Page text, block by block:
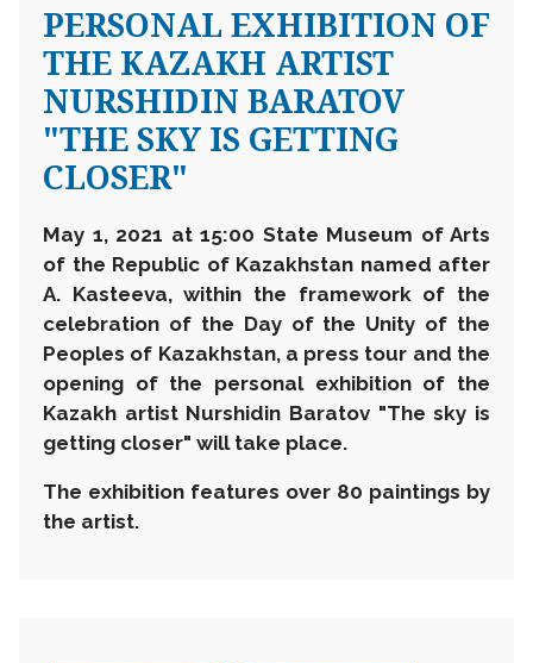
PERSONAL EXHIBITION OF
THE KAZAKH ARTIST
NURSHIDIN BARATOV
"THE SKY IS GETTING
CLOSER"
May 1, 2021 at 15:00 State Museum of Arts
of the Republic of Kazakhstan named after
A. Kasteeva, within the framework of the
celebration of the Day of the Unity of the
Peoples of Kazakhstan, a press tour and the
opening of the personal exhibition of the
Kazakh artist Nurshidin Baratov "The sky is
getting closer" will take place.
The exhibition features over 80 paintings by
the artist.